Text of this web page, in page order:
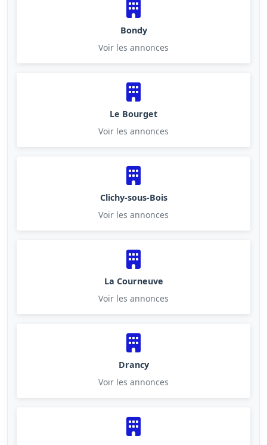
Bondy
Voir les annonces
Le Bourget
Voir les annonces
Clichy-sous-Bois
Voir les annonces
La Courneuve
Voir les annonces
Drancy
Voir les annonces